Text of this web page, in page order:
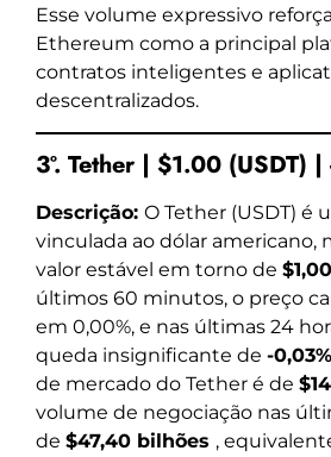
Esse volume expressivo
Ethereum como a principal
contratos inteligentes e
descentralizados.
3º. Tether | $1.00 (USDT)
Descrição: O Tether (USDT) é
vinculada ao dólar americano,
valor estável em torno de
últimos 60 minutos, o preço
em 0,00%, e nas últimas 24
queda insignificante de -0,03%
de mercado do Tether é de
volume de negociação nas
de $47,40 bilhões ,